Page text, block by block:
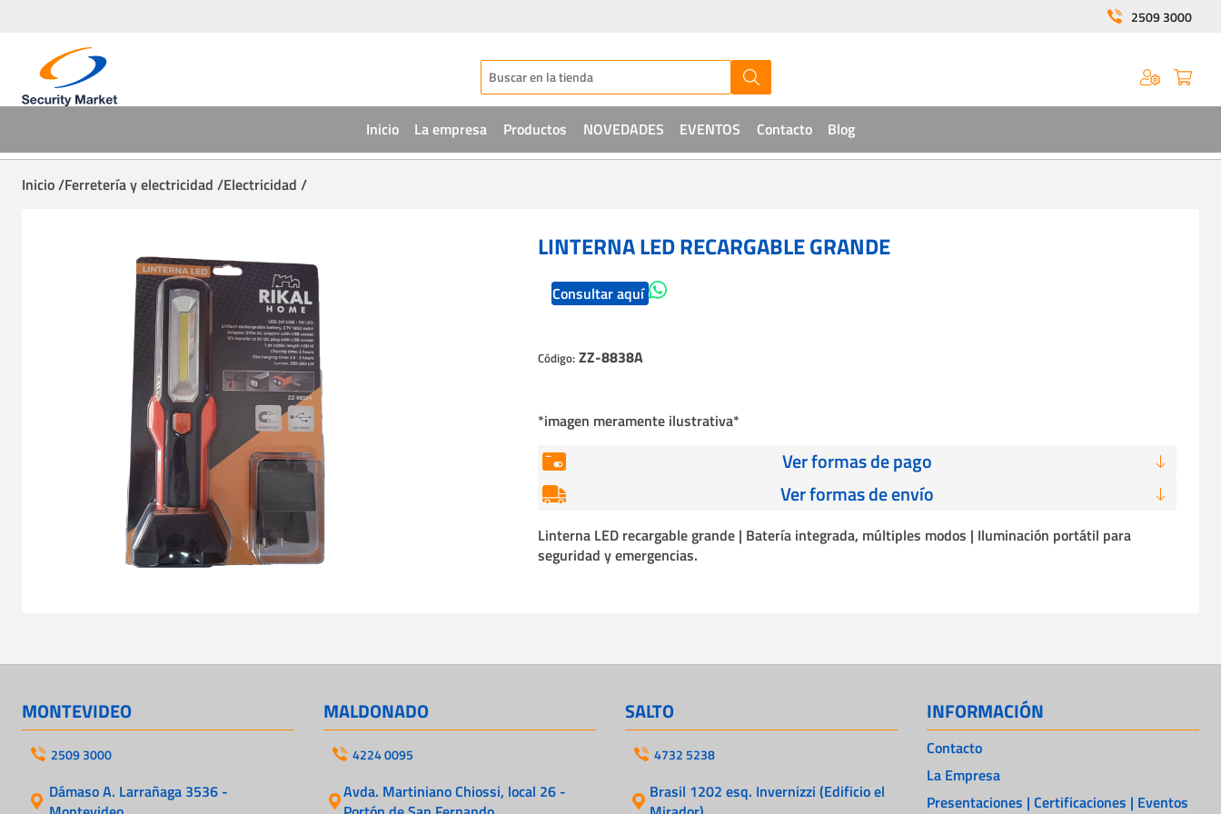
2509 3000
Inicio La empresa Productos
Sistemas de acceso
Cables
Incendio
NOVEDADES EVENTOS Contacto Blog
Inicio /Ferretería y electricidad /Electricidad /
LINTERNA LED RECARGABLE GRANDE
Consultar aquí
Código: ZZ-8838A
*imagen meramente ilustrativa*
Ver formas de pago
Ver formas de envío
Linterna LED recargable grande | Batería integrada, múltiples modos | Iluminación portátil para
seguridad y emergencias.
MONTEVIDEO
2509 3000
Dámaso A. Larrañaga 3536 -
MALDONADO
4224 0095
Avda. Martiniano Chiossi, local 26 -
SALTO
4732 5238
Brasil 1202 esq. Invernizzi (Edificio el
INFORMACIÓN
Contacto
La Empresa
Presentaciones | Certificaciones | Eventos